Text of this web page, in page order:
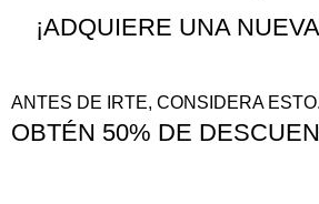
¡ADQUIERE UNA
ANTES DE IRTE, CONSIDERA
OBTÉN 50% DE